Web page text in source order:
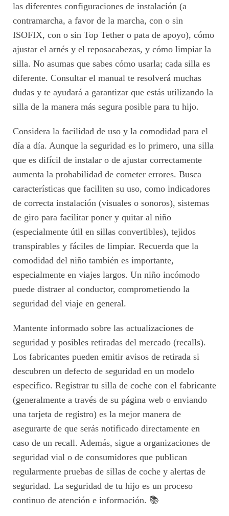
las diferentes configuraciones de instalación (a
contramarcha, a favor de la marcha, con o sin
ISOFIX, con o sin Top Tether o pata de apoyo), cómo
ajustar el arnés y el reposacabezas, y cómo limpiar la
silla. No asumas que sabes cómo usarla; cada silla es
diferente. Consultar el manual te resolverá muchas
dudas y te ayudará a garantizar que estás utilizando la
silla de la manera más segura posible para tu hijo.
Considera la facilidad de uso y la comodidad para el
día a día. Aunque la seguridad es lo primero, una silla
que es difícil de instalar o de ajustar correctamente
aumenta la probabilidad de cometer errores. Busca
características que faciliten su uso, como indicadores
de correcta instalación (visuales o sonoros), sistemas
de giro para facilitar poner y quitar al niño
(especialmente útil en sillas convertibles), tejidos
transpirables y fáciles de limpiar. Recuerda que la
comodidad del niño también es importante,
especialmente en viajes largos. Un niño incómodo
puede distraer al conductor, comprometiendo la
seguridad del viaje en general.
Mantente informado sobre las actualizaciones de
seguridad y posibles retiradas del mercado (recalls).
Los fabricantes pueden emitir avisos de retirada si
descubren un defecto de seguridad en un modelo
específico. Registrar tu silla de coche con el fabricante
(generalmente a través de su página web o enviando
una tarjeta de registro) es la mejor manera de
asegurarte de que serás notificado directamente en
caso de un recall. Además, sigue a organizaciones de
seguridad vial o de consumidores que publican
regularmente pruebas de sillas de coche y alertas de
seguridad. La seguridad de tu hijo es un proceso
continuo de atención e información. 📚